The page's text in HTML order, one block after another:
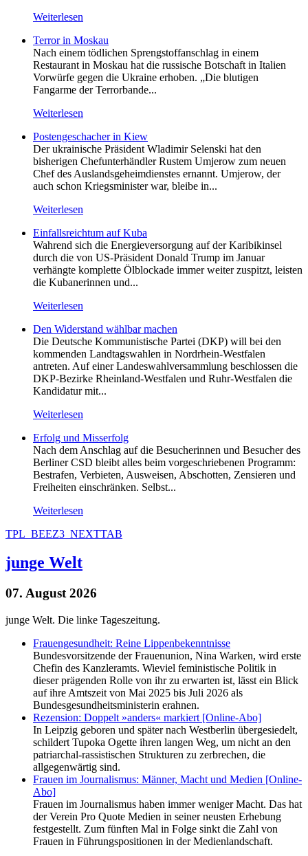
Weiterlesen
Terror in Moskau
Nach einem tödlichen Sprengstoffanschlag in einem
Restaurant in Moskau hat die russische Botschaft in Italien
Vorwürfe gegen die Ukraine erhoben. „Die blutigen
Fangarme der Terrorbande...
Weiterlesen
Postengeschacher in Kiew
Der ukrainische Präsident Wladimir Selenski hat den
bisherigen Chefunterhändler Rustem Umjerow zum neuen
Chef des Auslandsgeheimdienstes ernannt. Umjerow, der
auch schon Kriegsminister war, bleibe in...
Weiterlesen
Einfallsreichtum auf Kuba
Wahrend sich die Energieversorgung auf der Karibikinsel
durch die von US-Präsident Donald Trump im Januar
verhängte komplette Ölblockade immer weiter zuspitzt, leisten
die Kubanerinnen und...
Weiterlesen
Den Widerstand wählbar machen
Die Deutsche Kommunistische Partei (DKP) will bei den
kommenden Landtagswahlen in Nordrhein-Westfalen
antreten. Auf einer Landeswahlversammlung beschlossen die
DKP-Bezirke Rheinland-Westfalen und Ruhr-Westfalen die
Kandidatur mit...
Weiterlesen
Erfolg und Misserfolg
Nach dem Anschlag auf die Besucherinnen und Besucher des
Berliner CSD bleibt alles beim vorgeschriebenen Programm:
Bestrafen, Verbieten, Ausweisen, Abschotten, Zensieren und
Freiheiten einschränken. Selbst...
Weiterlesen
TPL_BEEZ3_NEXTTAB
junge Welt
07. August 2026
junge Welt. Die linke Tageszeitung.
Frauengesundheit: Reine Lippenbekenntnisse
Bundesvorsitzende der Frauenunion, Nina Warken, wird erste
Chefin des Kanzleramts. Wieviel feministische Politik in
dieser prägenden Rolle von ihr zu erwarten ist, lässt ein Blick
auf ihre Amtszeit von Mai 2025 bis Juli 2026 als
Bundesgesundheitsministerin erahnen.
Rezension: Doppelt »anders« markiert [Online-Abo]
In Leipzig geboren und später nach Westberlin übergesiedelt,
schildert Tupoka Ogette ihren langen Weg, um nicht an den
patriarchal-rassistischen Strukturen zu zerbrechen, die
allgegenwärtig sind.
Frauen im Journalismus: Männer, Macht und Medien [Online-
Abo]
Frauen im Journalismus haben immer weniger Macht. Das hat
der Verein Pro Quote Medien in seiner neusten Erhebung
festgestellt. Zum fünften Mal in Folge sinkt die Zahl von
Frauen in Führungspositionen in der Medienlandschaft.